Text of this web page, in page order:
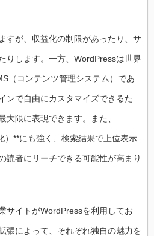
すが、収益化の制限があったり、サ
りします。一方、WordPressは世界
（コンテンツ管理システム）であ
ンで自由にカスタマイズできるた
大限に表現できます。また、
）**にも強く、検索結果で上位表示
読者にリーチできる可能性が高まり
サイトがWordPressを利用してお
張によって、それぞれ独自の魅力を